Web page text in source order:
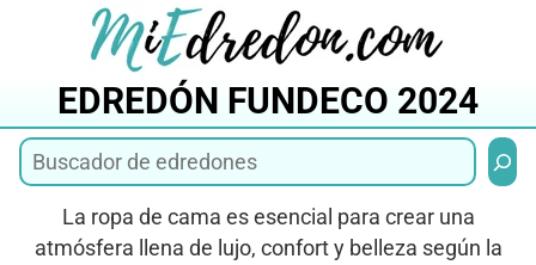
EDREDÓN FUNDECO 2024
La ropa de cama es esencial para crear una
atmósfera llena de lujo, confort y belleza según la